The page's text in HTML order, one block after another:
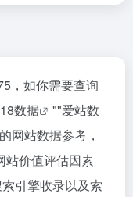
，如你需要查询
数据 ""爱站数
网站数据参考，
站价值评估因素
引擎收录以及索